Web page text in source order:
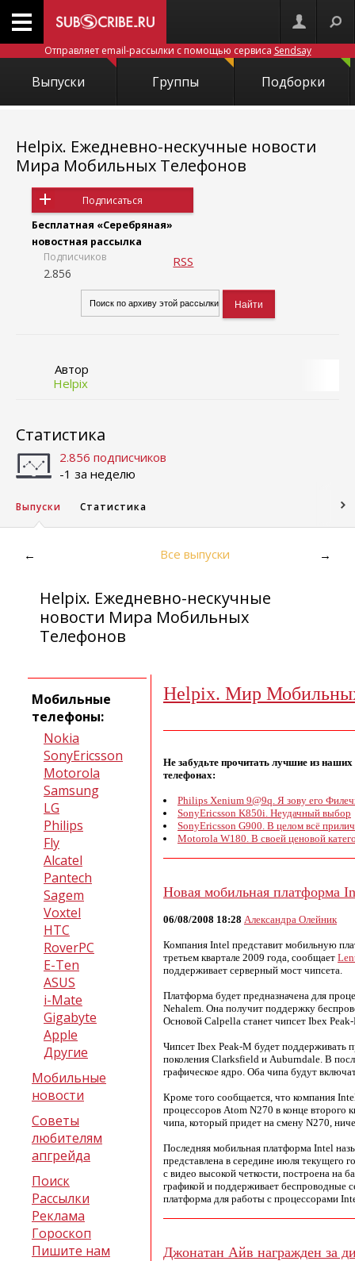
Отправляет email-рассылки с помощью сервиса Sendsay
Выпуски Группы Подборки
Helpix. Ежедневно-нескучные новости
Мира Мобильных Телефонов
Подписаться
Бесплатная «Серебряная»
новостная рассылка
Подписчиков
2.856
RSS
Автор
Helpix
Статистика
2.856 подписчиков
-1 за неделю
Выпуски Статистика
← Все выпуски →
Helpix. Ежедневно-нескучные
новости Мира Мобильных
Телефонов
Мобильные
телефоны:
Nokia
SonyEricsson
Motorola
Samsung
LG
Philips
Fly
Alcatel
Pantech
Sagem
Voxtel
HTC
RoverPC
E-Ten
ASUS
i-Mate
Gigabyte
Apple
Другие
Мобильные
новости
Советы
любителям
апгрейда
Поиск
Рассылки
Реклама
Гороскоп
Пишите нам
Helpix. Мир
Не забудьте прочитать лучшие из
телефонах:
Philips Xenium 9@9q. Я зову его
SonyEricsson K850i. Неудачный выбор
SonyEricsson G900. В целом всё
Motorola W180. В своей ценовой
Новая мобильная платформа
06/08/2008 18:28 Александра Олейник
Компания Intel представит мобильную
третьем квартале 2009 года, сообщает
поддерживает серверный мост чипсета.
Платформа будет предназначена для
Nehalem. Она получит поддержку
Основой Calpella станет чипсет Ibex
Чипсет Ibex Peak-M будет поддерживать
поколения Clarksfield и Auburndale. В
графическое ядро. Оба чипа будут
Кроме того сообщается, что компания
процессоров Atom N270 в конце второго
чипа, который придет на смену N270,
Последняя мобильная платформа Intel
представлена в середине июля текущего
с видео высокой четкости, построена на
графикой и поддерживает беспроводные
платформа для работы с процессорами
Джонатан Айв награжден за